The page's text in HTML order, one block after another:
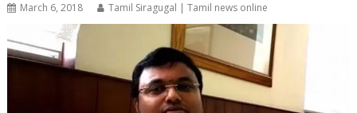
March 6, 2018 Tamil Siragugal | Tamil news online